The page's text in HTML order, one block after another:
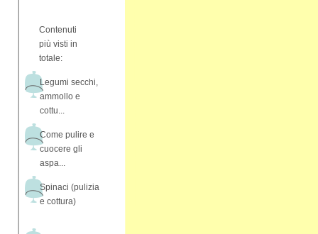
Contenuti
più visti in
totale:
Legumi secchi,
ammollo e
cottu...
Come pulire e
cuocere gli
aspa...
Spinaci (pulizia
e cottura)